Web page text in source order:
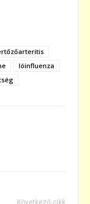
lóinfluenza
Következő cikk